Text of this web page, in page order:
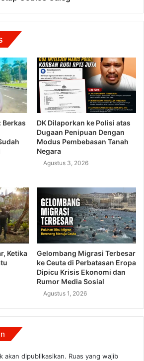
Berkas
DK Dilaporkan ke Polisi atas
Dugaan Penipuan Dengan
Modus Pembebasan Tanah
Negara
Agustus 3, 2026
Ketika
Gelombang Migrasi Terbesar
ke Ceuta di Perbatasan Eropa
Dipicu Krisis Ekonomi dan
Rumor Media Sosial
Agustus 1, 2026
akan dipublikasikan. Ruas yang wajib